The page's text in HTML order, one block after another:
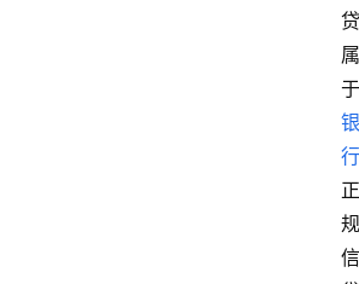
贷
属
于
银
行
正
规
信